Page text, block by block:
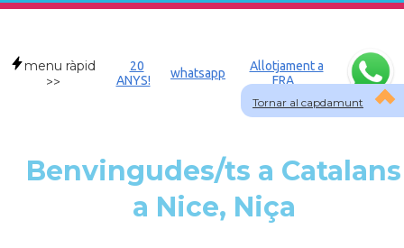
Tornar al capdamunt
menu ràpid
>>
20
ANYS!
whatsapp
Allotjament a
FRA
Benvingudes/ts a Catalans
a Nice, Niça